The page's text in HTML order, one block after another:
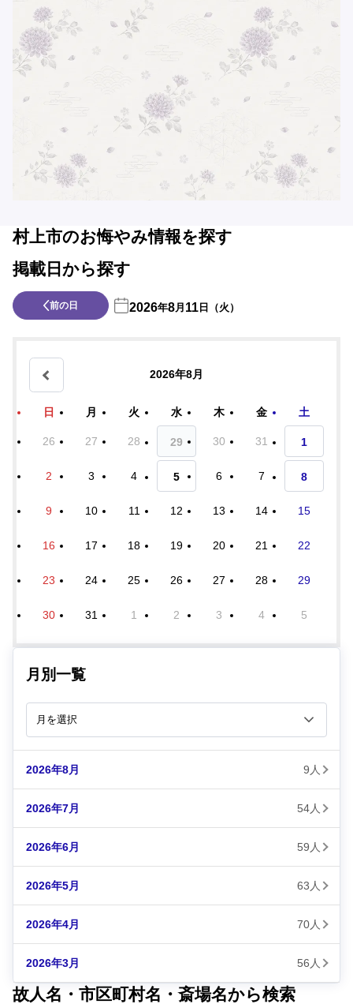
村上市のお悔やみ情報を探す
掲載日から探す
前の日 2026年8月 11 日（火）
2026年8月
日 月 火 水 木 金 土
26 27 28 29 30 31 1
2 3 4 5 6 7 8
9 10 11 12 13 14 15
16 17 18 19 20 21 22
23 24 25 26 27 28 29
30 31 1 2 3 4 5
月別一覧
2026年8月 9人
2026年7月 54人
2026年6月 59人
2026年5月 63人
2026年4月 70人
2026年3月 56人
故人名・市区町村名・斎場名から検索